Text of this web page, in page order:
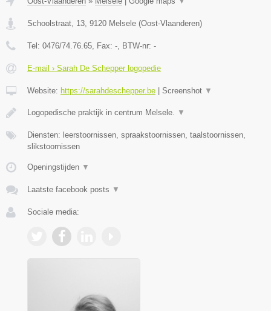
Schoolstraat, 13, 9120 Melsele (Oost-Vlaanderen)
Tel: 0476/74.76.65, Fax: -, BTW-nr: -
E-mail › Sarah De Schepper logopedie
Website: https://sarahdeschepper.be Screenshot ▼
Logopedische praktijk in centrum Melsele. ▼
Diensten: leerstoornissen, spraakstoornissen, taalstoornissen,
slikstoornissen
Openingstijden ▼
Laatste facebook posts ▼
Sociale media: